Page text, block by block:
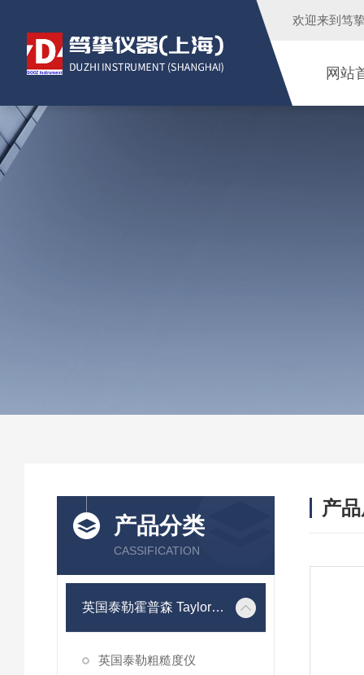
欢迎来到 笃
网站
产品分类
CASSIFICATION
英国泰勒霍普森 Taylor Hobson
英国泰勒粗糙度仪
产